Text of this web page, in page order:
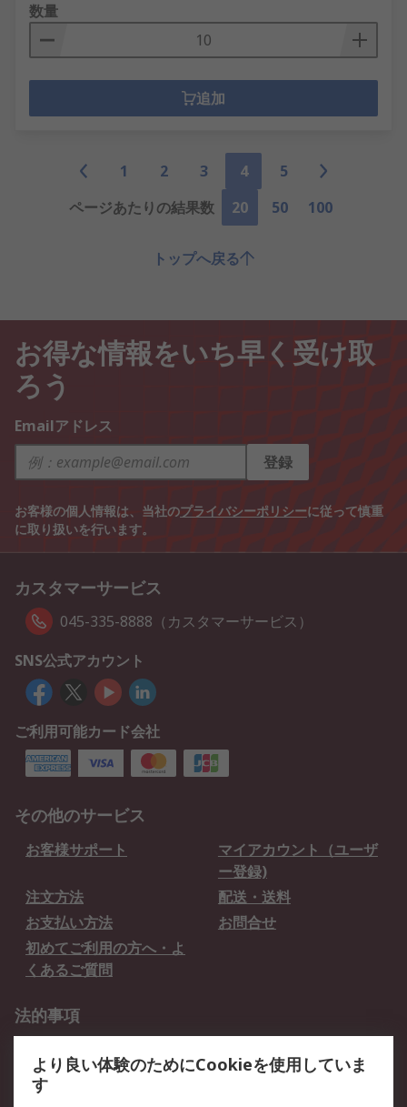
数量
追加
1 2 3 4
5
ページあたりの結果数
20 50 100
トップへ戻る
お得な情報をいち早く受け取
ろう
Emailアドレス
登録
お客様の個人情報は、当社のプライバシーポリシーに従って慎重
に取り扱いを行います。
カスタマーサービス
045-335-8888（カスタマーサービス）
SNS公式アカウント
ご利用可能カード会社
その他のサービス
お客様サポート
マイアカウント（ユーザ
ー登録)
注文方法
配送・送料
お支払い方法
お問合せ
初めてご利用の方へ・よ
くあるご質問
法的事項
クッキーポリシー
より良い体験のためにCookieを使用していま
す